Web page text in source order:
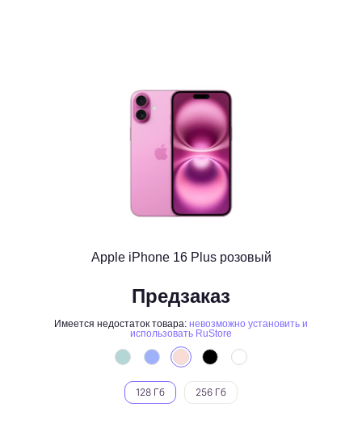
Apple iPhone 16 Plus розовый
Предзаказ
Имеется недостаток товара: невозможно установить и
использовать RuStore
128 Гб 256 Гб